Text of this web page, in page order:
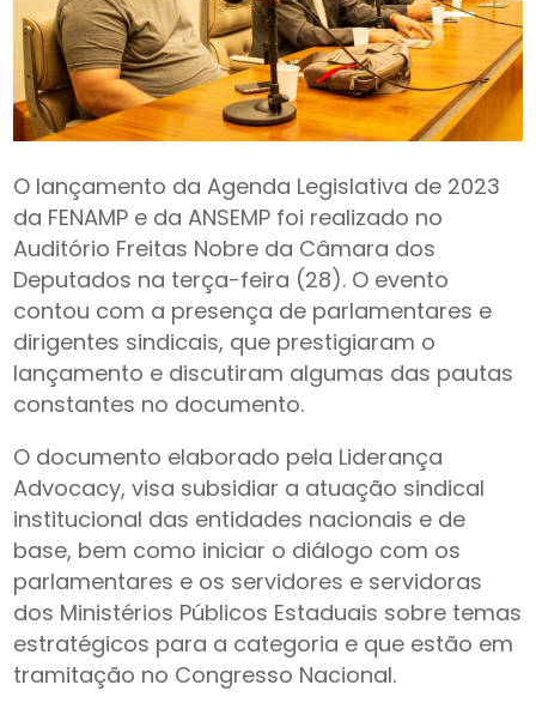
O lançamento da Agenda Legislativa de 2023
da FENAMP e da ANSEMP foi realizado no
Auditório Freitas Nobre da Câmara dos
Deputados na terça-feira (28). O evento
contou com a presença de parlamentares e
dirigentes sindicais, que prestigiaram o
lançamento e discutiram algumas das pautas
constantes no documento.
O documento elaborado pela Liderança
Advocacy, visa subsidiar a atuação sindical
institucional das entidades nacionais e de
base, bem como iniciar o diálogo com os
parlamentares e os servidores e servidoras
dos Ministérios Públicos Estaduais sobre temas
estratégicos para a categoria e que estão em
tramitação no Congresso Nacional.